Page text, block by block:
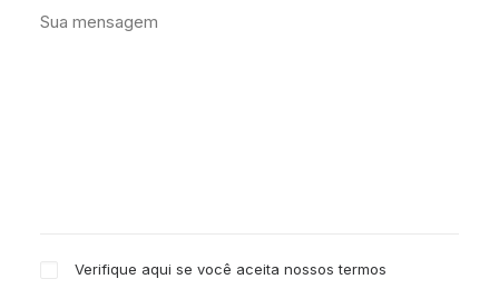
Verifique aqui se você aceita nossos termos